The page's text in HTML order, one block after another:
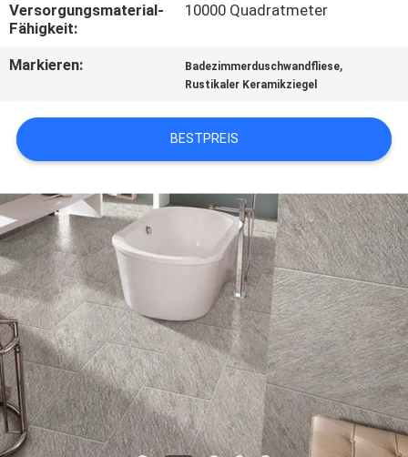
EIN
ANGEBOT
SITEMAP
DATENSCHUTZRICHTLINIE
Versorgungsmaterial-
Fähigkeit:
10000 Quadratmeter
Markieren: Badezimmerduschwandfliese,
Rustikaler Keramikziegel
BESTPREIS